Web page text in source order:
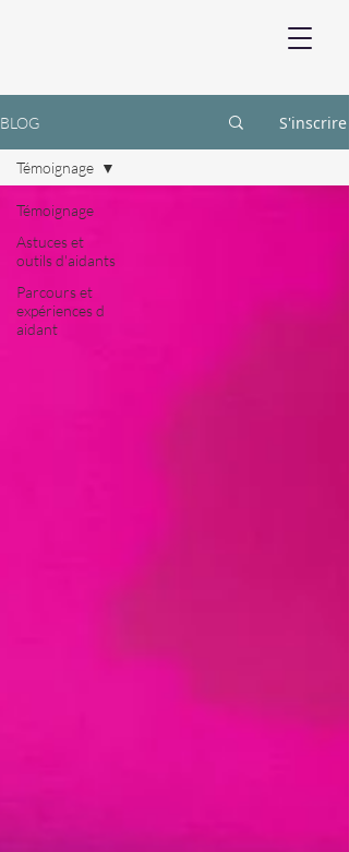
BLOG S'inscrire
Témoignage
Astuces et
outils d'aidants
Parcours et
expériences d
aidant
Témoignage